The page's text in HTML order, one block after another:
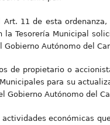
11 de esta
Tesorería Municipal
Autónomo del
de propietario o
para su
Autónomo del
económicas